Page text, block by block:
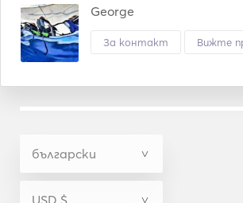
George
За контакт Вижте